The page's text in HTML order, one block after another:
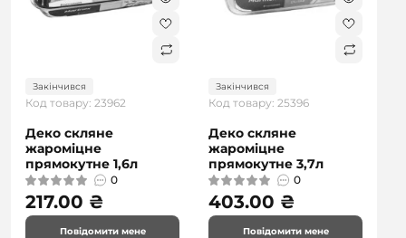
Закінчився
Код товару: 23962
Деко скляне
жароміцне
прямокутне 1,6л
0
217.00 ₴
Повідомити мене
Закінчився
Код товару: 25396
Деко скляне
жароміцне
прямокутне 3,7л
0
403.00 ₴
Повідомити мене